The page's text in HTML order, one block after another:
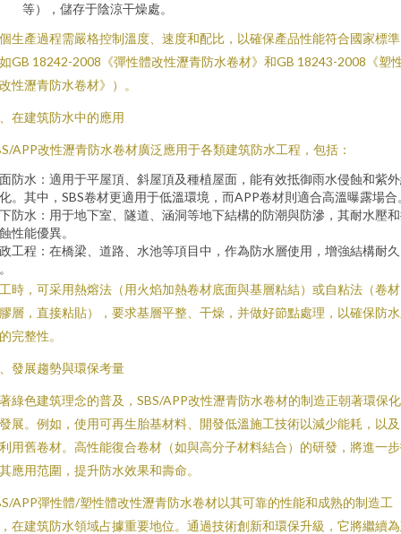
等），儲存于陰涼干燥處。
生產過程需嚴格控制溫度、速度和配比，以確保產品性能符合國家標準
GB 18242-2008《彈性體改性瀝青防水卷材》和GB 18243-2008《塑
性瀝青防水卷材》）。
在建筑防水中的應用
APP改性瀝青防水卷材廣泛應用于各類建筑防水工程，包括：
防水：適用于平屋頂、斜屋頂及種植屋面，能有效抵御雨水侵蝕和紫
。其中，SBS卷材更適用于低溫環境，而APP卷材則適合高溫曝露場合
防水：用于地下室、隧道、涵洞等地下結構的防潮與防滲，其耐水壓
性能優異。
工程：在橋梁、道路、水池等項目中，作為防水層使用，增強結構耐久
時，可采用熱熔法（用火焰加熱卷材底面與基層粘結）或自粘法（卷
層，直接粘貼），要求基層平整、干燥，并做好節點處理，以確保防
完整性。
發展趨勢與環保考量
綠色建筑理念的普及，SBS/APP改性瀝青防水卷材的制造正朝著環保
展。例如，使用可再生胎基材料、開發低溫施工技術以減少能耗，以
用舊卷材。高性能復合卷材（如與高分子材料結合）的研發，將進一
應用范圍，提升防水效果和壽命。
APP彈性體/塑性體改性瀝青防水卷材以其可靠的性能和成熟的制造工
在建筑防水領域占據重要地位。通過技術創新和環保升級，它將繼續